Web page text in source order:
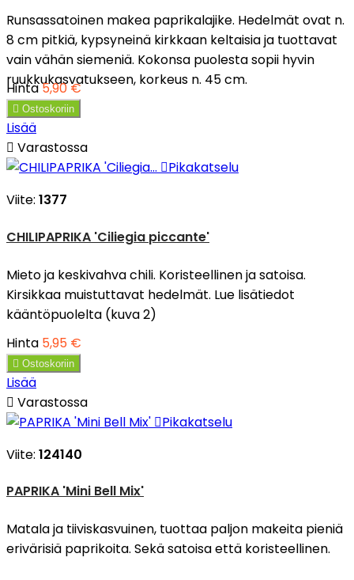
Runsassatoinen makea paprikalajike. Hedelmät ovat n.
8 cm pitkiä, kypsyneinä kirkkaan keltaisia ​​ja tuottavat
vain vähän siemeniä. Kokonsa puolesta sopii hyvin
ruukkukasvatukseen, korkeus n. 45 cm.
Hinta5,90 €
 Ostoskoriin
Lisää
 Varastossa
Pikakatselu
Viite: 1377
CHILIPAPRIKA 'Ciliegia piccante'
Mieto ja keskivahva chili. Koristeellinen ja satoisa.
Kirsikkaa muistuttavat hedelmät. Lue lisätiedot
kääntöpuolelta (kuva 2)
Hinta 5,95 €
 Ostoskoriin
Lisää
 Varastossa
Pikakatselu
Viite: 124140
PAPRIKA 'Mini Bell Mix'
Matala ja tiiviskasvuinen, tuottaa paljon makeita pieniä
erivärisiä paprikoita. Sekä satoisa että koristeellinen.